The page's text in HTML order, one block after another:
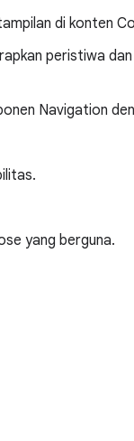
di konten
peristiwa
Navigation
yang berguna.